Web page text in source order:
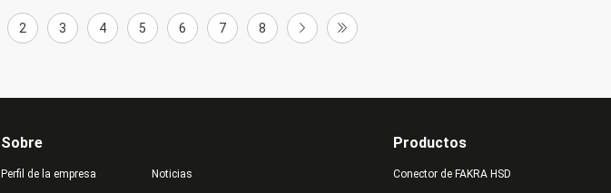
2 3 4 5 6 7 8
Sobre
Perfil de la empresa Noticias
Productos
Conector de FAKRA HSD